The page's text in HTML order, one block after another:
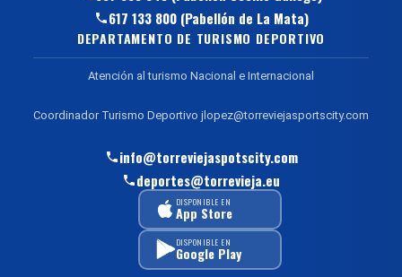
617 133 800 (Pabellón de La Mata)
DEPARTAMENTO DE TURISMO DEPORTIVO
Atención al turismo Nacional e Internacional
Coordinador Turismo Deportivo jlopez@torreviejasportscity.com
info@torreviejaspotscity.com
deportes@torrevieja.eu
DISPONIBLE EN
App Store
DISPONIBLE EN
Google Play